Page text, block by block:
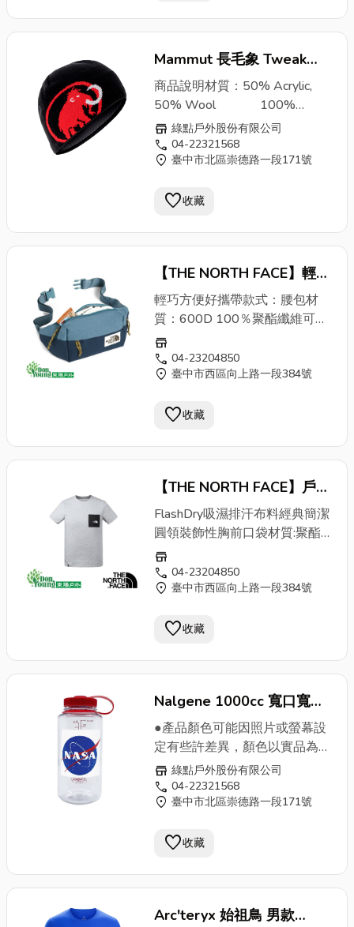
100% Polyester尺碼：one size
帽 *內裡超細保暖纖維
*Mammut電繡 logo使用：登
山、高山活動、滑雪
Mammut 長毛象 Tweak
Beanie 保暖編織帽 保暖帽
毛線帽 黑 MO201351A093
綠野山房
商品說明材質：50% Acrylic,
50% Wool 100%
Polyester尺碼：one size 重
量：40 g 特點：*細緻的編織帽
*內裡超細保暖纖維 *Mammut
動、滑雪商品說明材質：50%
100% Polyester尺碼：one size
帽 *內裡超細保暖纖維
*Mammut電繡logo使用：登
山、高山活動、滑雪
store 綠點戶外股份有限公司
call 04-22321568
location_on 臺中市北區崇德路一段171號
favorite收藏
【THE NORTH FACE】輕巧
側背包 黑底米白LOGO假一
賠二 NF0A3KY6
輕巧方便好攜帶款式：腰包材
質：600D 100％聚酯纖維可調
式織帶可讓您腰包或斜跨包攜帶
帶拉鍊的主隔層可容納日常必需
品隱形安全拉鍊外袋傳統編織標
子設備專用隔層，方便分層收納
37cmx 7cmx 15cm容量：4公
及其他平台同步銷售，【商品購
買前，請先詢問是否有庫存
喔！】
store
call 04-23204850
location_on 臺中市西區向上路一段384號
favorite收藏
【THE NORTH FACE】戶外
吸濕排汗男款FlashDry 口
袋Logo短上衣/NF0A3V3T
FlashDry吸濕排汗布料經典簡潔
圓領裝飾性胸前口袋材質:聚酯
纖維因與實體店面同步銷售，
【商品購買前，請先詢問是否有
庫存喔！】
store
call 04-23204850
location_on 臺中市西區向上路一段384號
favorite收藏
Nalgene 1000cc 寬口寬嘴
水壺 1L TRITAN NASA地球
Logo682020-0051 綠野
山房
●產品顏色可能因照片或螢幕設
定有些許差異，顏色以實品為
準。 ●庫存與實體店面共有，下
標前請先以問與答或來電確認是
否有現貨。●現貨商品週一至週
日出貨，週五下午3點至週日期
注意:週六、週日及夜間貨運廠
詢問04-22321568‧BPA-Free
store 綠點戶外股份有限公司
call 04-22321568
location_on 臺中市北區崇德路一段171號
favorite收藏
Arc'teryx 始祖鳥 男款